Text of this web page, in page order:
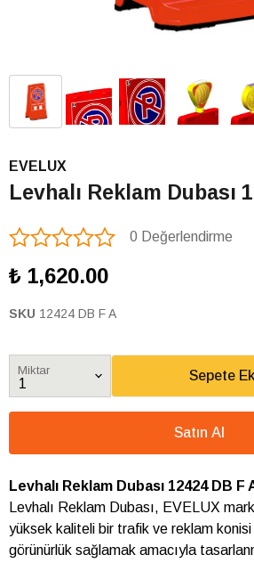
EVELUX
Levhalı Reklam Dubası
0 Değerlendirme
₺ 1,620.00
SKU 12424 DB F A
Miktar Sepete
Satın Al
Levhalı Reklam Dubası 12424 DB F
Levhalı Reklam Dubası, EVELUX
yüksek kaliteli bir trafik ve reklam
görünürlük sağlamak amacıyla